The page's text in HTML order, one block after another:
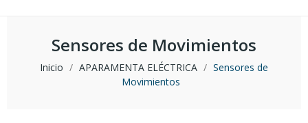
Sensores de Movimientos
Inicio APARAMENTA ELÉCTRICA
Sensores de
Movimientos